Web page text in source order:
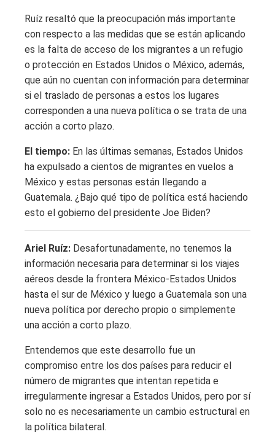
Ruíz resaltó que la preocupación más importante
con respecto a las medidas que se están aplicando
es la falta de acceso de los migrantes a un refugio
o protección en Estados Unidos o México, además,
que aún no cuentan con información para determinar
si el traslado de personas a estos los lugares
corresponden a una nueva política o se trata de una
acción a corto plazo.
El tiempo: En las últimas semanas, Estados Unidos
ha expulsado a cientos de migrantes en vuelos a
México y estas personas están llegando a
Guatemala. ¿Bajo qué tipo de política está haciendo
esto el gobierno del presidente Joe Biden?
Ariel Ruíz: Desafortunadamente, no tenemos la
información necesaria para determinar si los viajes
aéreos desde la frontera México-Estados Unidos
hasta el sur de México y luego a Guatemala son una
nueva política por derecho propio o simplemente
una acción a corto plazo.
Entendemos que este desarrollo fue un
compromiso entre los dos países para reducir el
número de migrantes que intentan repetida e
irregularmente ingresar a Estados Unidos, pero por sí
solo no es necesariamente un cambio estructural en
la política bilateral.